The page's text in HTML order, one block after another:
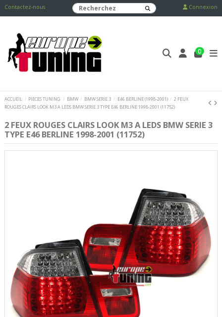
Contactez-nous Connexion
0
ACCUEIL PIECES TUNING BMW BMW SERIE 3 E46 BERLINE (1998-2001)
2 FEUX
ROUGES CLAIRS LOOK M3 A LEDS BMW SERIE 3 TYPE E46 BERLINE 1998-2001 (11752)
2 FEUX ROUGES CLAIRS LOOK M3 A LEDS BMW SERIE 3
TYPE E46 BERLINE 1998-2001 (11752)